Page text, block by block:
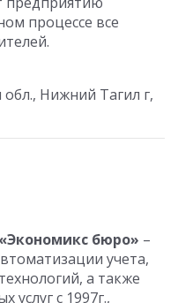
процессе все
обл., Нижний Тагил г,
бюро» –
учета,
а также
услуг с 1997г.,